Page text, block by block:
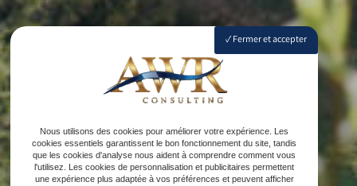
Fermer et accepter
Nous utilisons des cookies pour améliorer votre expérience. Les
cookies essentiels garantissent le bon fonctionnement du site, tandis
que les cookies d'analyse nous aident à comprendre comment vous
l'utilisez. Les cookies de personnalisation et publicitaires permettent
une expérience plus adaptée à vos préférences et peuvent afficher